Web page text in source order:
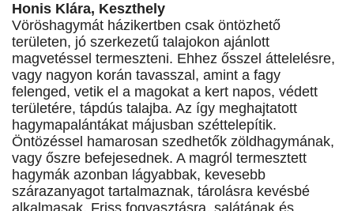
Honis Klára, Keszthely
Vöröshagymát házikertben csak öntözhető
területen, jó szerkezetű talajokon ajánlott
magvetéssel termeszteni. Ehhez ősszel áttelelésre,
vagy nagyon korán tavasszal, amint a fagy
felenged, vetik el a magokat a kert napos, védett
területére, tápdús talajba. Az így meghajtatott
hagymapalántákat májusban széttelepítik.
Öntözéssel hamarosan szedhetők zöldhagymának,
vagy őszre befejesednek. A magról termesztett
hagymák azonban lágyabbak, kevesebb
szárazanyagot tartalmaznak, tárolásra kevésbé